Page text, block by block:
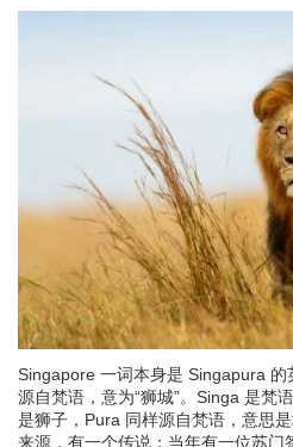
Singapore 一词本身是 Singapura 的
源自梵语，意为“狮城”。Singa 是梵
是狮子，Pura 同样源自梵语，意思
来源，有一个传说 ：当年有一位苏